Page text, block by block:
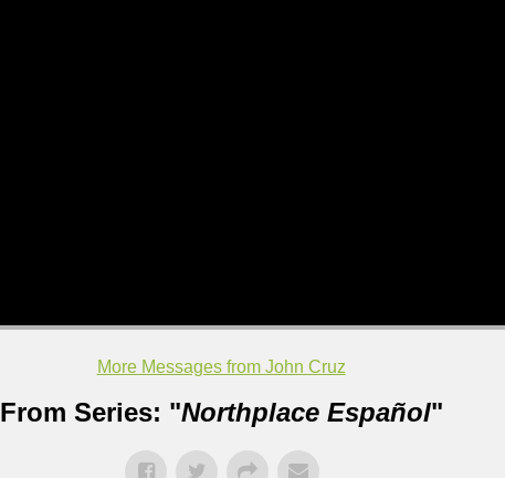
More Messages from John Cruz
From Series: "Northplace Español"